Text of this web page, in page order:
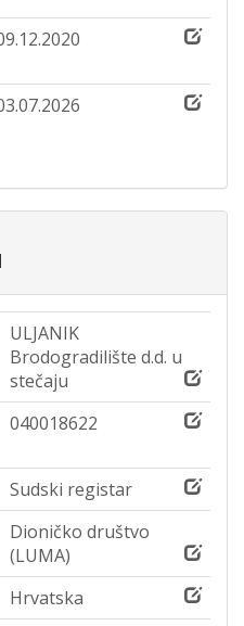
ULJANIK
Brodogradilište d.d. u
stečaju
040018622
Sudski registar
Dioničko društvo
(LUMA)
Hrvatska